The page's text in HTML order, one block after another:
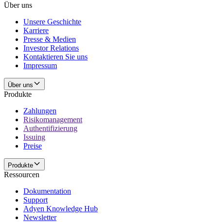
Über uns
Unsere Geschichte
Karriere
Presse & Medien
Investor Relations
Kontaktieren Sie uns
Impressum
Über uns
Produkte
Zahlungen
Risikomanagement
Authentifizierung
Issuing
Preise
Produkte
Ressourcen
Dokumentation
Support
Adyen Knowledge Hub
Newsletter